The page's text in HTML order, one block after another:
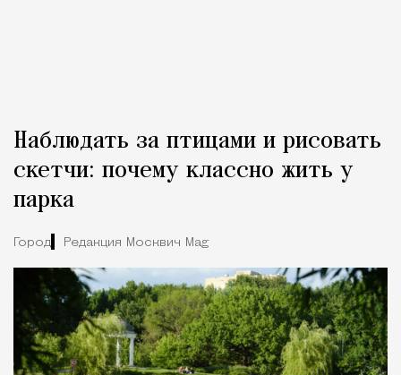
Наблюдать за птицами и рисовать
скетчи: почему классно жить у
парка
Город Редакция Москвич Mag